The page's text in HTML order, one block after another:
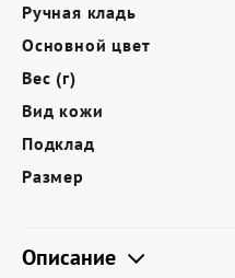
Политика
данных
Ручная кладь
Основной цвет
Вес (г)
Вид кожи
Подклад
Размер
Описание